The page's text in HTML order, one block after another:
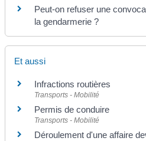
Peut-on refuser une
la gendarmerie ?
Et aussi
Infractions routières
Transports - Mobilité
Permis de conduire
Transports - Mobilité
Déroulement d'une affaire